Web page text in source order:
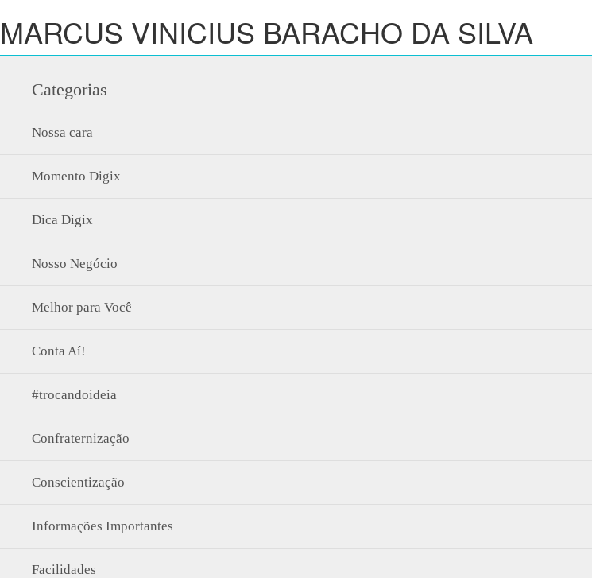
MARCUS VINICIUS BARACHO DA SILVA
Categorias
Nossa cara
Momento Digix
Dica Digix
Nosso Negócio
Melhor para Você
Conta Aí!
#trocandoideia
Confraternização
Conscientização
Informações Importantes
Facilidades